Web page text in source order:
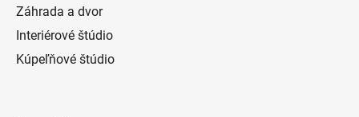
Záhrada a dvor
Interiérové štúdio
Kúpeľňové štúdio